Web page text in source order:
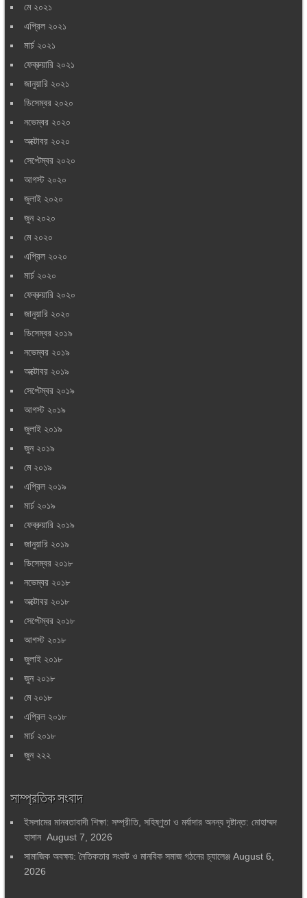
মে ২০২১
এপ্রিল ২০২১
মার্চ ২০২১
ফেব্রুয়ারি ২০২১
জানুয়ারি ২০২১
ডিসেম্বর ২০২০
নভেম্বর ২০২০
অক্টোবর ২০২০
সেপ্টেম্বর ২০২০
আগস্ট ২০২০
জুলাই ২০২০
জুন ২০২০
মে ২০২০
এপ্রিল ২০২০
মার্চ ২০২০
ফেব্রুয়ারি ২০২০
জানুয়ারি ২০২০
ডিসেম্বর ২০১৯
নভেম্বর ২০১৯
অক্টোবর ২০১৯
সেপ্টেম্বর ২০১৯
আগস্ট ২০১৯
জুলাই ২০১৯
জুন ২০১৯
মে ২০১৯
এপ্রিল ২০১৯
মার্চ ২০১৯
ফেব্রুয়ারি ২০১৯
জানুয়ারি ২০১৯
ডিসেম্বর ২০১৮
নভেম্বর ২০১৮
অক্টোবর ২০১৮
সেপ্টেম্বর ২০১৮
আগস্ট ২০১৮
জুলাই ২০১৮
জুন ২০১৮
মে ২০১৮
এপ্রিল ২০১৮
মার্চ ২০১৮
জুন ২২২
সাম্প্রতিক সংবাদ
ইসলামের মানবতাবাদী শিক্ষা: সম্প্রীতি, সহিষ্ণুতা ও মর্যাদার অনন্য দৃষ্টান্ত: মোহাম্মদ
হাসান August 7, 2026
সামাজিক অবক্ষয়: নৈতিকতার সংকট ও মানবিক সমাজ গঠনের চ্যালেঞ্জ August 6,
2026